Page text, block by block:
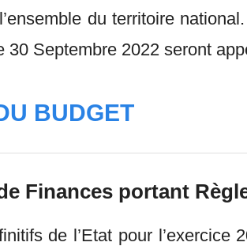
du territoire
30 Septembre 2022 seront
BUDGET
Finances portant
de l’Etat pour